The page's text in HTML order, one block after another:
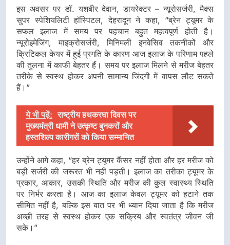
इस अवसर पर डॉ. यशबीर देवान, डायरेक्टर – न्यूरोसर्जरी, मैक्स
सुपर स्पेशियलिटी हॉस्पिटल, देहरादून ने कहा, “ब्रेन ट्यूमर के
सफल इलाज में समय पर पहचान बहुत महत्वपूर्ण होती है।
न्यूरोइमेजिंग, माइक्रोसर्जरी, मिनिमली इनवेसिव तकनीकों और
क्रिटिकल केयर में हुई प्रगति के कारण आज इलाज के परिणाम पहले
की तुलना में काफी बेहतर हैं। समय पर इलाज मिलने से मरीज बेहतर
तरीके से स्वस्थ होकर अपनी सामान्य जिंदगी में वापस लौट सकते
हैं।”
ये भी पढ़ें: राष्ट्रीय हथकरघा दिवस पर
मुख्यमंत्री धामी ने उत्कृष्ट बुनकरों और
हस्तशिल्प कारीगरों को किया सम्मानित
उन्होंने आगे कहा, “हर ब्रेन ट्यूमर कैंसर नहीं होता और हर मरीज को
बड़ी सर्जरी की जरूरत भी नहीं पड़ती। इलाज का तरीका ट्यूमर के
प्रकार, आकार, उसकी स्थिति और मरीज की कुल स्वास्थ्य स्थिति
पर निर्भर करता है। आज का इलाज केवल ट्यूमर को हटाने तक
सीमित नहीं है, बल्कि इस बात पर भी ध्यान दिया जाता है कि मरीज
अच्छी तरह से स्वस्थ होकर एक सक्रिय और स्वतंत्र जीवन जी
सके।”